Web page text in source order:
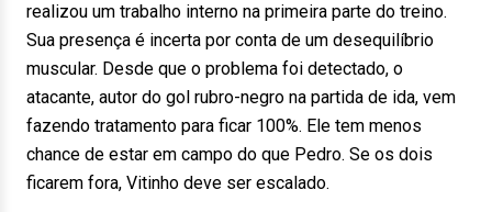
realizou um trabalho interno na primeira parte do treino.
Sua presença é incerta por conta de um desequilíbrio
muscular. Desde que o problema foi detectado, o
atacante, autor do gol rubro-negro na partida de ida, vem
fazendo tratamento para ficar 100%. Ele tem menos
chance de estar em campo do que Pedro. Se os dois
ficarem fora, Vitinho deve ser escalado.